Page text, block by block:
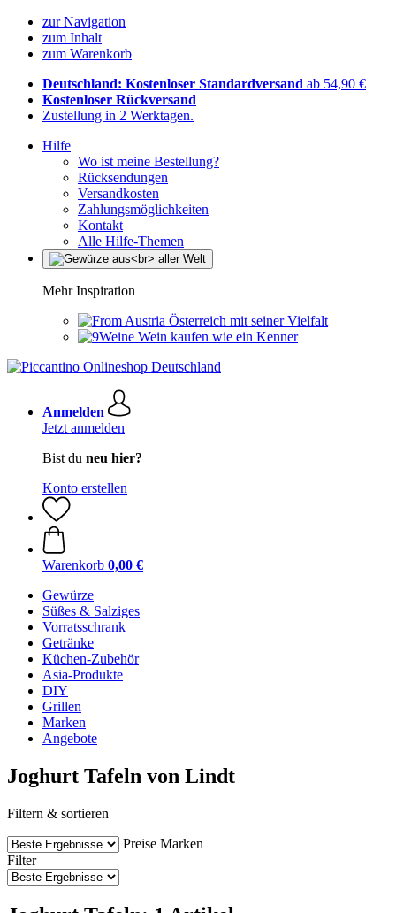
zur Navigation
zum Inhalt
zum Warenkorb
Deutschland: Kostenloser Standardversand ab 54,90 €
Kostenloser Rückversand
Zustellung in 2 Werktagen.
Hilfe
Wo ist meine Bestellung?
Rücksendungen
Versandkosten
Zahlungsmöglichkeiten
Kontakt
Alle Hilfe-Themen
Mehr Inspiration
Österreich mit seiner Vielfalt
Wein kaufen wie ein Kenner
Anmelden
Jetzt anmelden
Bist du neu hier?
Konto erstellen
Warenkorb 0,00 €
Gewürze
Süßes & Salziges
Vorratsschrank
Getränke
Küchen-Zubehör
Asia-Produkte
DIY
Grillen
Marken
Angebote
Joghurt Tafeln von Lindt
Filtern & sortieren
Preise Marken
Filter